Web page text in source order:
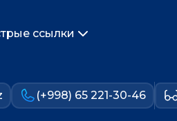
ссылки
(+998) 65 221-30-46